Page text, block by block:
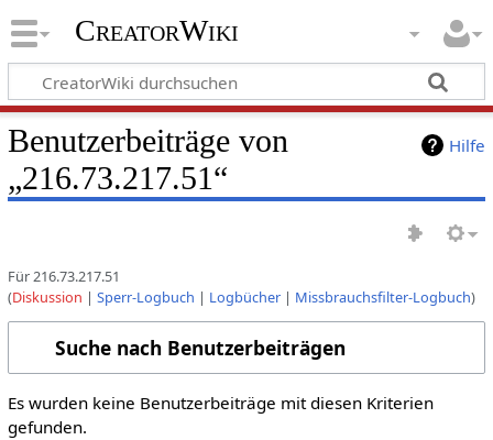
CreatorWiki
Hilfe
Benutzerbeiträge von
„216.73.217.51“
Für 216.73.217.51
Diskussion
Sperr-Logbuch Logbücher Missbrauchsfilter-Logbuch
Suche nach Benutzerbeiträgen
Es wurden keine Benutzerbeiträge mit diesen Kriterien
gefunden.